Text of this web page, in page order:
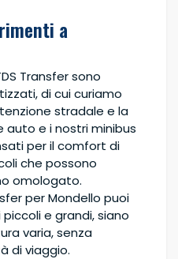
a
Transfer sono
di cui curiamo
stradale e la
auto e i nostri minibus
per il comfort di
che possono
omologato.
per Mondello puoi
e grandi, siano
varia, senza
di viaggio.